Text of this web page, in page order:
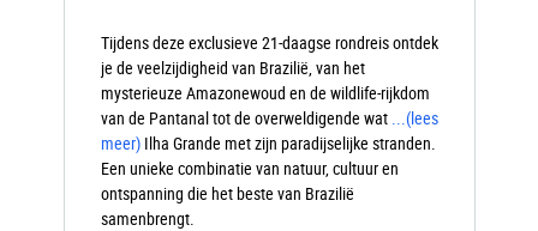
Tijdens deze exclusieve 21-daagse rondreis ontdek
je de veelzijdigheid van Brazilië, van het
mysterieuze Amazonewoud en de wildlife-rijkdom
van de Pantanal tot de overweldigende wat ...(lees
meer) Ilha Grande met zijn paradijselijke stranden.
Een unieke combinatie van natuur, cultuur en
ontspanning die het beste van Brazilië
samenbrengt.